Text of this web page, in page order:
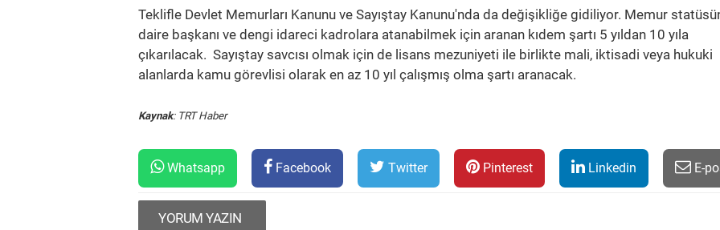
Teklifle Devlet Memurları Kanunu ve Sayıştay Kanunu'nda da değişikliğe gidiliyor. Memur
daire başkanı ve dengi idareci kadrolara atanabilmek için aranan kıdem şartı 5 yıldan 10 yıla
çıkarılacak. Sayıştay savcısı olmak için de lisans mezuniyeti ile birlikte mali, iktisadi veya hukuki
alanlarda kamu görevlisi olarak en az 10 yıl çalışmış olma şartı aranacak.
Kaynak: TRT Haber
Whatsapp Facebook Twitter Pinterest Linkedin E-
YORUM YAZIN